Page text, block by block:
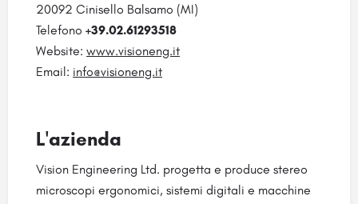
20092 Cinisello Balsamo (MI)
Telefono +39.02.61293518
Website: www.visioneng.it
Email: info@visioneng.it
L'azienda
Vision Engineering Ltd. progetta e produce stereo
microscopi ergonomici, sistemi digitali e macchine